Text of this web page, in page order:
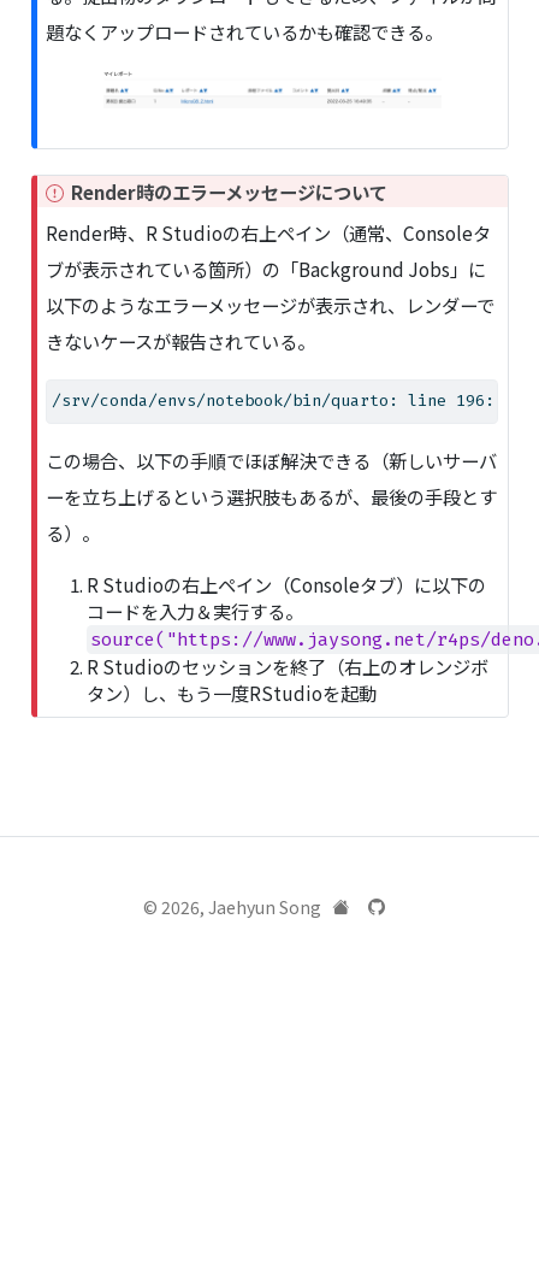
題なくアップロードされているかも確認できる。
I
p
o
r
t
a
t
Render時のエラーメッセージについて
Render時、R Studioの右上ペイン（通常、Consoleタ
ブが表示されている箇所）の「Background Jobs」に
以下のようなエラーメッセージが表示され、レンダーで
きないケースが報告されている。
/srv/conda/envs/notebook/bin/quarto: line 196: /
この場合、以下の手順でほぼ解決できる（新しいサーバ
ーを立ち上げるという選択肢もあるが、最後の手段とす
る）。
R Studioの右上ペイン（Consoleタブ）に以下の
コードを入力＆実行する。
source("https://www.jaysong.net/r4ps/
R Studioのセッションを終了（右上のオレンジボ
タン）し、もう一度RStudioを起動
© 2026, Jaehyun Song